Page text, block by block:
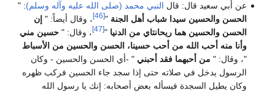
عن أبي سعيد قال: قال النبي محمد (صلى الله عليه وآله وسلم): "
الحسن والحسين سيدا شباب أهل الجنة"
[46] ، وقال أيضاً: " إن
الحسن والحسين هما ريحانتاي من الدنيا"
[47] ، وقال: " حسين مني
وأنا منه أحب الله من أحب حسينا، الحسن والحسين من الأسباط
"، وقال: " من أحبهما فقد أحبني" -أي الحسن والحسين - وكان
الرسول يدخل في صلاته حتى إذا سجد جاء الحسين فركب ظهره
وكان يطيل السجدة فيسأله بعض أصحابه: إنك يا رسول الله